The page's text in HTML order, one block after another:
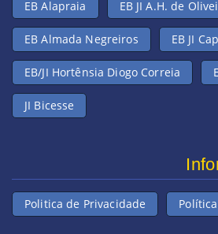
EB Alapraia EB JI A.H. de
EB Almada Negreiros EB JI
EB/JI Hortênsia Diogo Correia
JI Bicesse
Politica de Privacidade